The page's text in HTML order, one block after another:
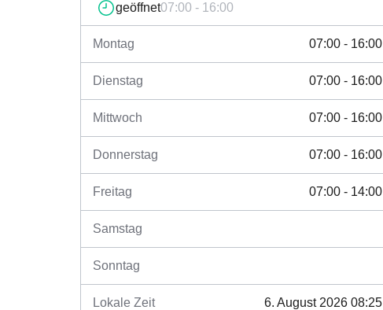
geöffnet07:00 - 16:00
Montag 07:00 - 16:00
Dienstag 07:00 - 16:00
Mittwoch 07:00 - 16:00
Donnerstag 07:00 - 16:00
Freitag 07:00 - 14:00
Samstag
Sonntag
Lokale Zeit 6. August 2026 08:25